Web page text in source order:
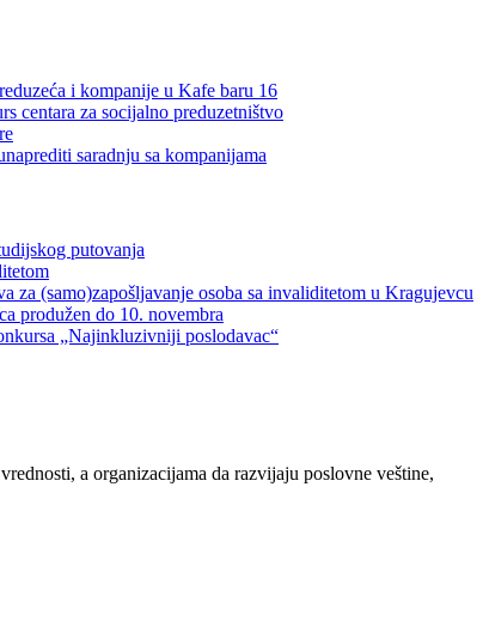
i kompanije u Kafe baru 16
centara za socijalno preduzetništvo
saradnju sa kompanijama
putovanja
za (samo)zapošljavanje osoba sa invaliditetom u Kragujevcu
produžen do 10. novembra
„Najinkluzivniji poslodavac“
a organizacijama da razvijaju poslovne veštine,